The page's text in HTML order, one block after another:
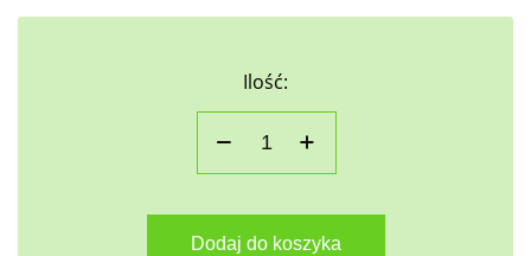
Ilość:
Dodaj do koszyka